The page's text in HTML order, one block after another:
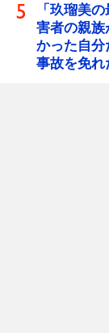
「玖瑠美
害者の親
かった自
事故を免れ